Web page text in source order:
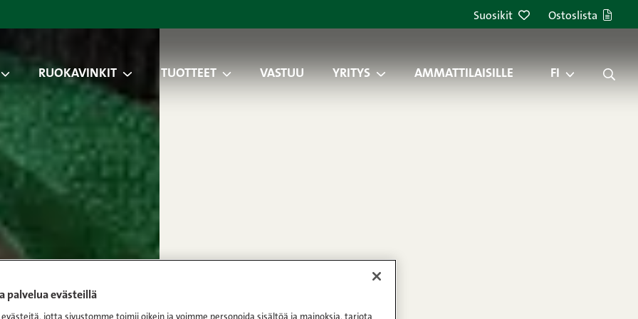
Suosikit Ostoslista
RUOKAVINKIT TUOTTEET VASTUU YRITYS AMMATTILAISILLE FI
palvelua evästeillä